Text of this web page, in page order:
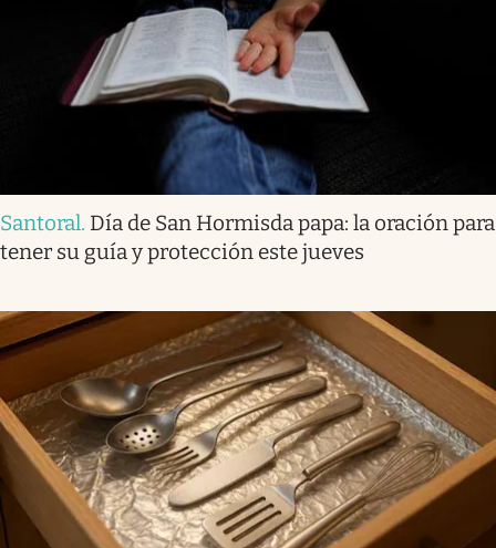
Santoral. Día de San Hormisda papa: la oración para
tener su guía y protección este jueves